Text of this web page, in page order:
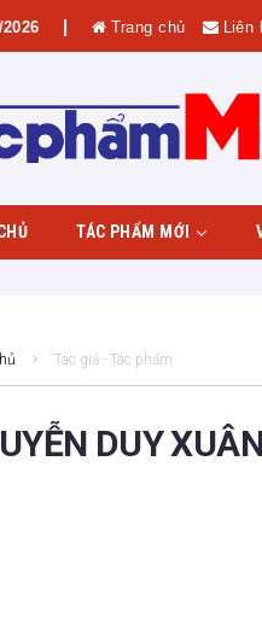
| Trang chủ Liên
TÁC PHẨM MỚI
Tác giả - Tác phẩm
DUY